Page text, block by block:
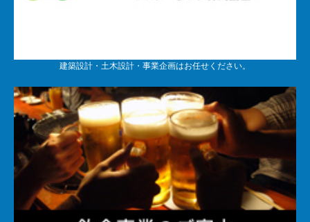
建築設計・土木設計・事業企画はお任せください。